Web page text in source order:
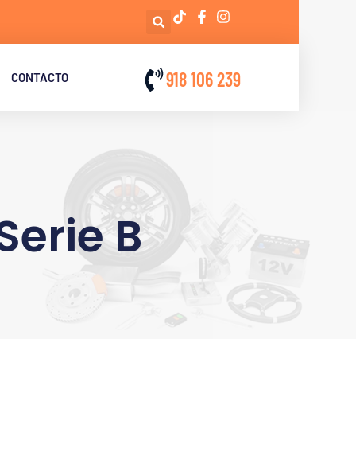
CONTACTO 918 106 239
B